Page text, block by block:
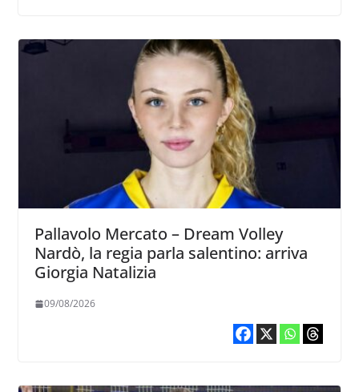
Pallavolo Mercato – Dream Volley
Nardò, la regia parla salentino: arriva
Giorgia Natalizia
09/08/2026